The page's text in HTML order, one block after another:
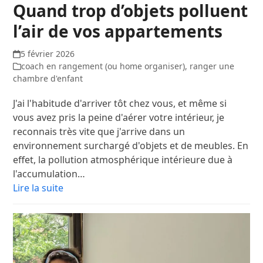
Quand trop d’objets polluent
l’air de vos appartements
5 février 2026
coach en rangement (ou home organiser), ranger une
chambre d'enfant
J'ai l'habitude d'arriver tôt chez vous, et même si
vous avez pris la peine d'aérer votre intérieur, je
reconnais très vite que j'arrive dans un
environnement surchargé d'objets et de meubles. En
effet, la pollution atmosphérique intérieure due à
l'accumulation…
Lire la suite